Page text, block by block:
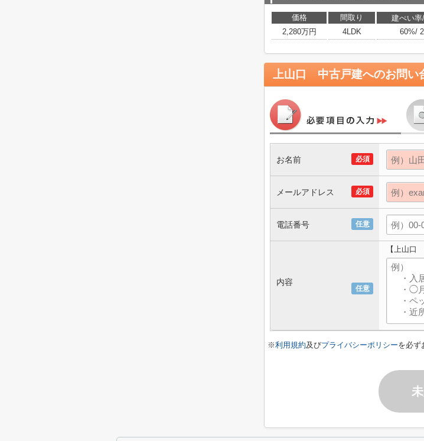
価格 間取り 建ぺい
2,280万円
4LDK 60%/
上山口 中古戸建へのお問い
必須
お名前
必須
メールアドレス
任意
電話番号
任意
内容
【上山口
※利用規約及びプライバシーポリシーを必ず